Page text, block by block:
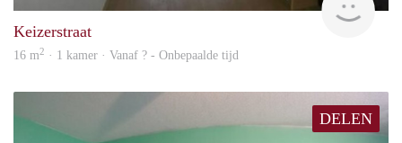
Keizerstraat
16 m2 · 1 kamer · Vanaf ? - Onbepaalde tijd
DELEN